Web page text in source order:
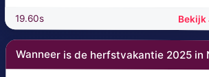
19.60s Bekijk
Wanneer is de herfstvakantie 2025 in